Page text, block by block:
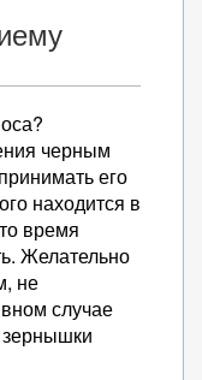
черным
его
находится в
время
Желательно
не
случае
зернышки